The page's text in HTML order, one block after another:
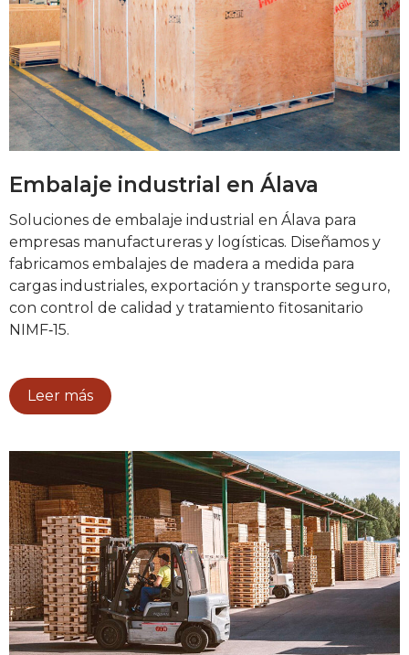
Embalaje industrial en Álava
Soluciones de embalaje industrial en Álava para
empresas manufactureras y logísticas. Diseñamos y
fabricamos embalajes de madera a medida para
cargas industriales, exportación y transporte seguro,
con control de calidad y tratamiento fitosanitario
NIMF‑15.
Leer más